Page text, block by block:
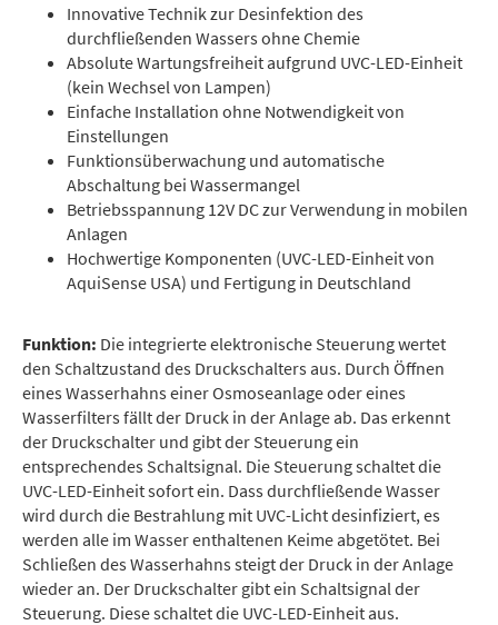
Innovative Technik zur Desinfektion des
durchfließenden Wassers ohne Chemie
Absolute Wartungsfreiheit aufgrund UVC-LED-Einheit
(kein Wechsel von Lampen)
Einfache Installation ohne Notwendigkeit von
Einstellungen
Funktionsüberwachung und automatische
Abschaltung bei Wassermangel
Betriebsspannung 12V DC zur Verwendung in mobilen
Anlagen
Hochwertige Komponenten (UVC-LED-Einheit von
AquiSense USA) und Fertigung in Deutschland
Funktion: Die integrierte elektronische Steuerung wertet
den Schaltzustand des Druckschalters aus. Durch Öffnen
eines Wasserhahns einer Osmoseanlage oder eines
Wasserfilters fällt der Druck in der Anlage ab. Das erkennt
der Druckschalter und gibt der Steuerung ein
entsprechendes Schaltsignal. Die Steuerung schaltet die
UVC-LED-Einheit sofort ein. Dass durchfließende Wasser
wird durch die Bestrahlung mit UVC-Licht desinfiziert, es
werden alle im Wasser enthaltenen Keime abgetötet. Bei
Schließen des Wasserhahns steigt der Druck in der Anlage
wieder an. Der Druckschalter gibt ein Schaltsignal der
Steuerung. Diese schaltet die UVC-LED-Einheit aus.